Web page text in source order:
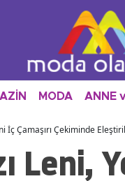
MODA ANNE
İç Çamaşırı Çekiminde
Leni,